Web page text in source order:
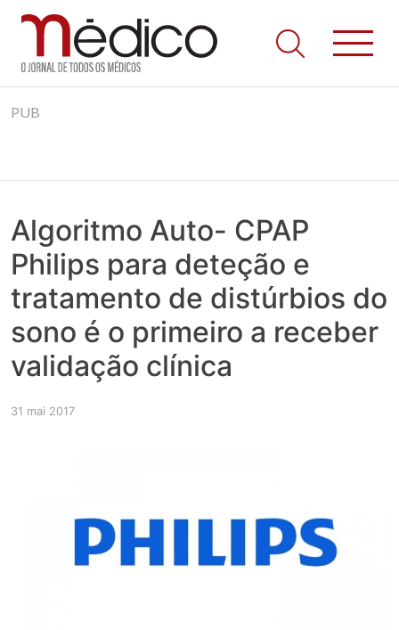
to
Jornal Médico
Médico – O Jornal de Todos os Médicos. Onde as notícias
realmente contam! Tudo o que se passa na Saúde!
PUB
Algoritmo Auto- CPAP
Philips para deteção e
tratamento de distúrbios do
sono é o primeiro a receber
validação clínica
31 mai 2017